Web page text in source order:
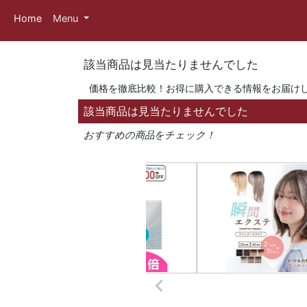
Home Menu
該当商品は見当たりませんでした
価格を徹底比較！お得に購入できる情報をお届け
該当商品は見当たりませんでした
おすすめの商品をチェック！